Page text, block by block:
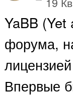
YaBB (Yet
форума,
Впервые